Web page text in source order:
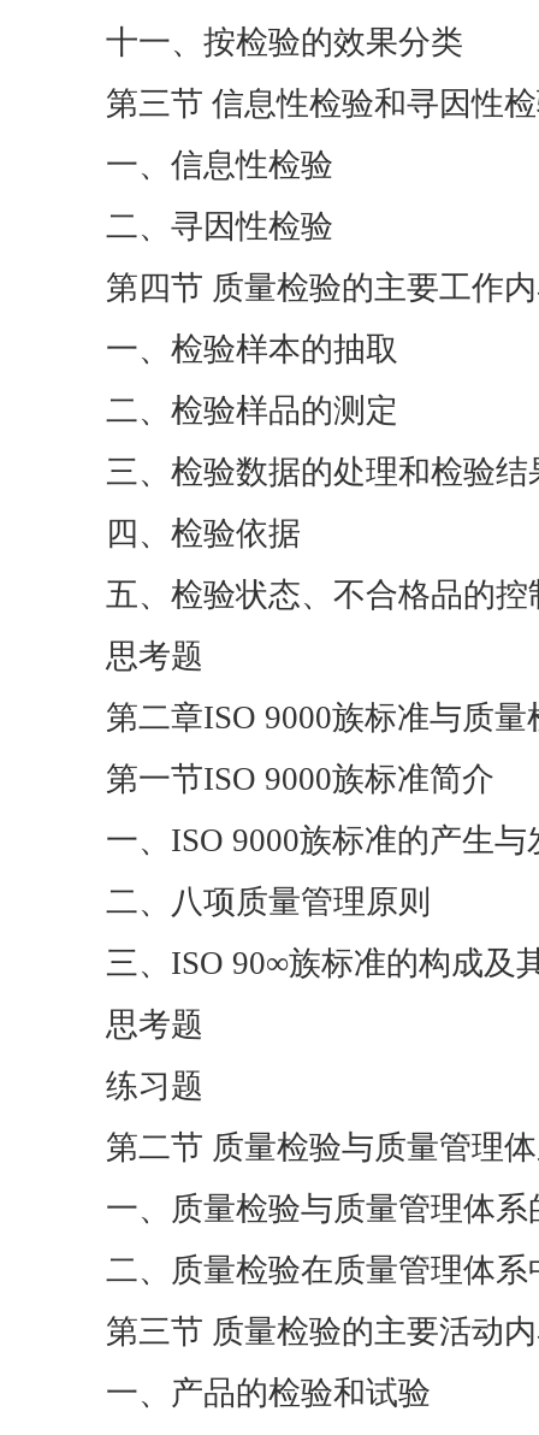
十一、按检验的效果分类
第三节 信息性检验和寻因性
一、信息性检验
二、寻因性检验
第四节 质量检验的主要工作
一、检验样本的抽取
二、检验样品的测定
三、检验数据的处理和检验结
四、检验依据
五、检验状态、不合格品的
思考题
第二章ISO 9000族标准与质量
第一节ISO 9000族标准简介
一、ISO 9000族标准的产生与
二、八项质量管理原则
三、ISO 90∞族标准的构成及
思考题
练习题
第二节 质量检验与质量管理
一、质量检验与质量管理体系
二、质量检验在质量管理体系
第三节 质量检验的主要活动
一、产品的检验和试验